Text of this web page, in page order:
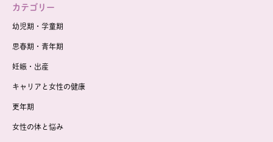
カテゴリー
幼児期・学童期
思春期・青年期
妊娠・出産
キャリアと女性の健康
更年期
女性の体と悩み